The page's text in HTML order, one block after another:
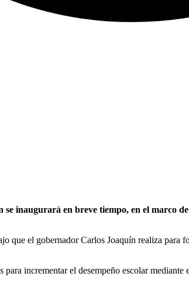
inaugurará en breve tiempo, en el marco
que el gobernador Carlos Joaquín realiza
incrementar el desempeño escolar